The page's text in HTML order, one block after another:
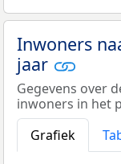
Inwoners
jaar
Gegevens over
inwoners in het
Grafiek